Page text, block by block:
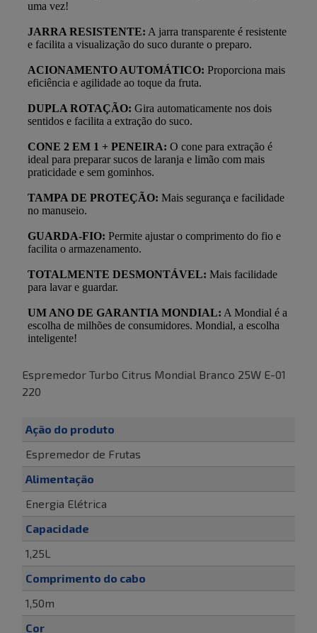
Espremedor Turbo Citrus Mondial Branco 25W E-01
220
Ação do produto
Espremedor de Frutas
Alimentação
Energia Elétrica
Capacidade
1,25L
Comprimento do cabo
1,50m
Cor